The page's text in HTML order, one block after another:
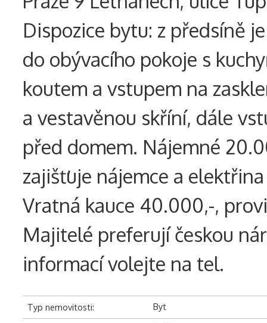
Dispozice bytu: z předsíně
do obývacího pokoje s
koutem a vstupem na
a vestavěnou skříní, dále
před domem. Nájemné
zajišťuje nájemce a
Vratná kauce 40.000,-,
Majitelé preferují českou
informací volejte na tel.
Typ nemovitosti: Byt